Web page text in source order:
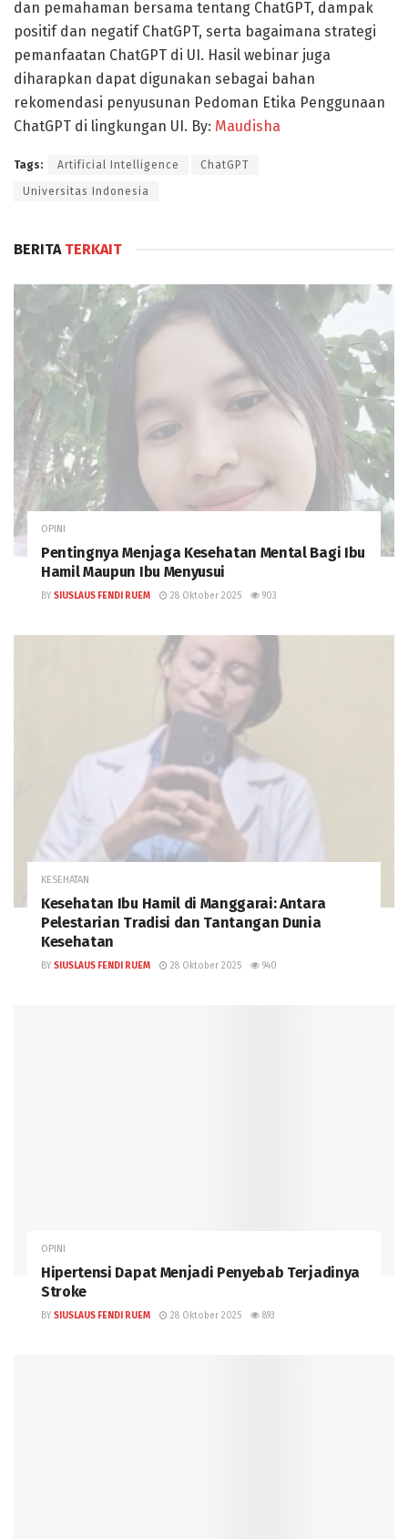
dan pemahaman bersama tentang ChatGPT, dampak
positif dan negatif ChatGPT, serta bagaimana strategi
pemanfaatan ChatGPT di UI. Hasil webinar juga
diharapkan dapat digunakan sebagai bahan
rekomendasi penyusunan Pedoman Etika Penggunaan
ChatGPT di lingkungan UI. By: Maudisha
Tags: Artificial Intelligence ChatGPT
Universitas Indonesia
BERITATERKAIT
OPINI
Pentingnya Menjaga Kesehatan Mental Bagi Ibu
Hamil Maupun Ibu Menyusui
BY SIUSLAUS FENDI RUEM 28 Oktober 2025 903
KESEHATAN
Kesehatan Ibu Hamil di Manggarai: Antara
Pelestarian Tradisi dan Tantangan Dunia
Kesehatan
BY SIUSLAUS FENDI RUEM 28 Oktober 2025 940
OPINI
Hipertensi Dapat Menjadi Penyebab Terjadinya
Stroke
BY SIUSLAUS FENDI RUEM 28 Oktober 2025 893